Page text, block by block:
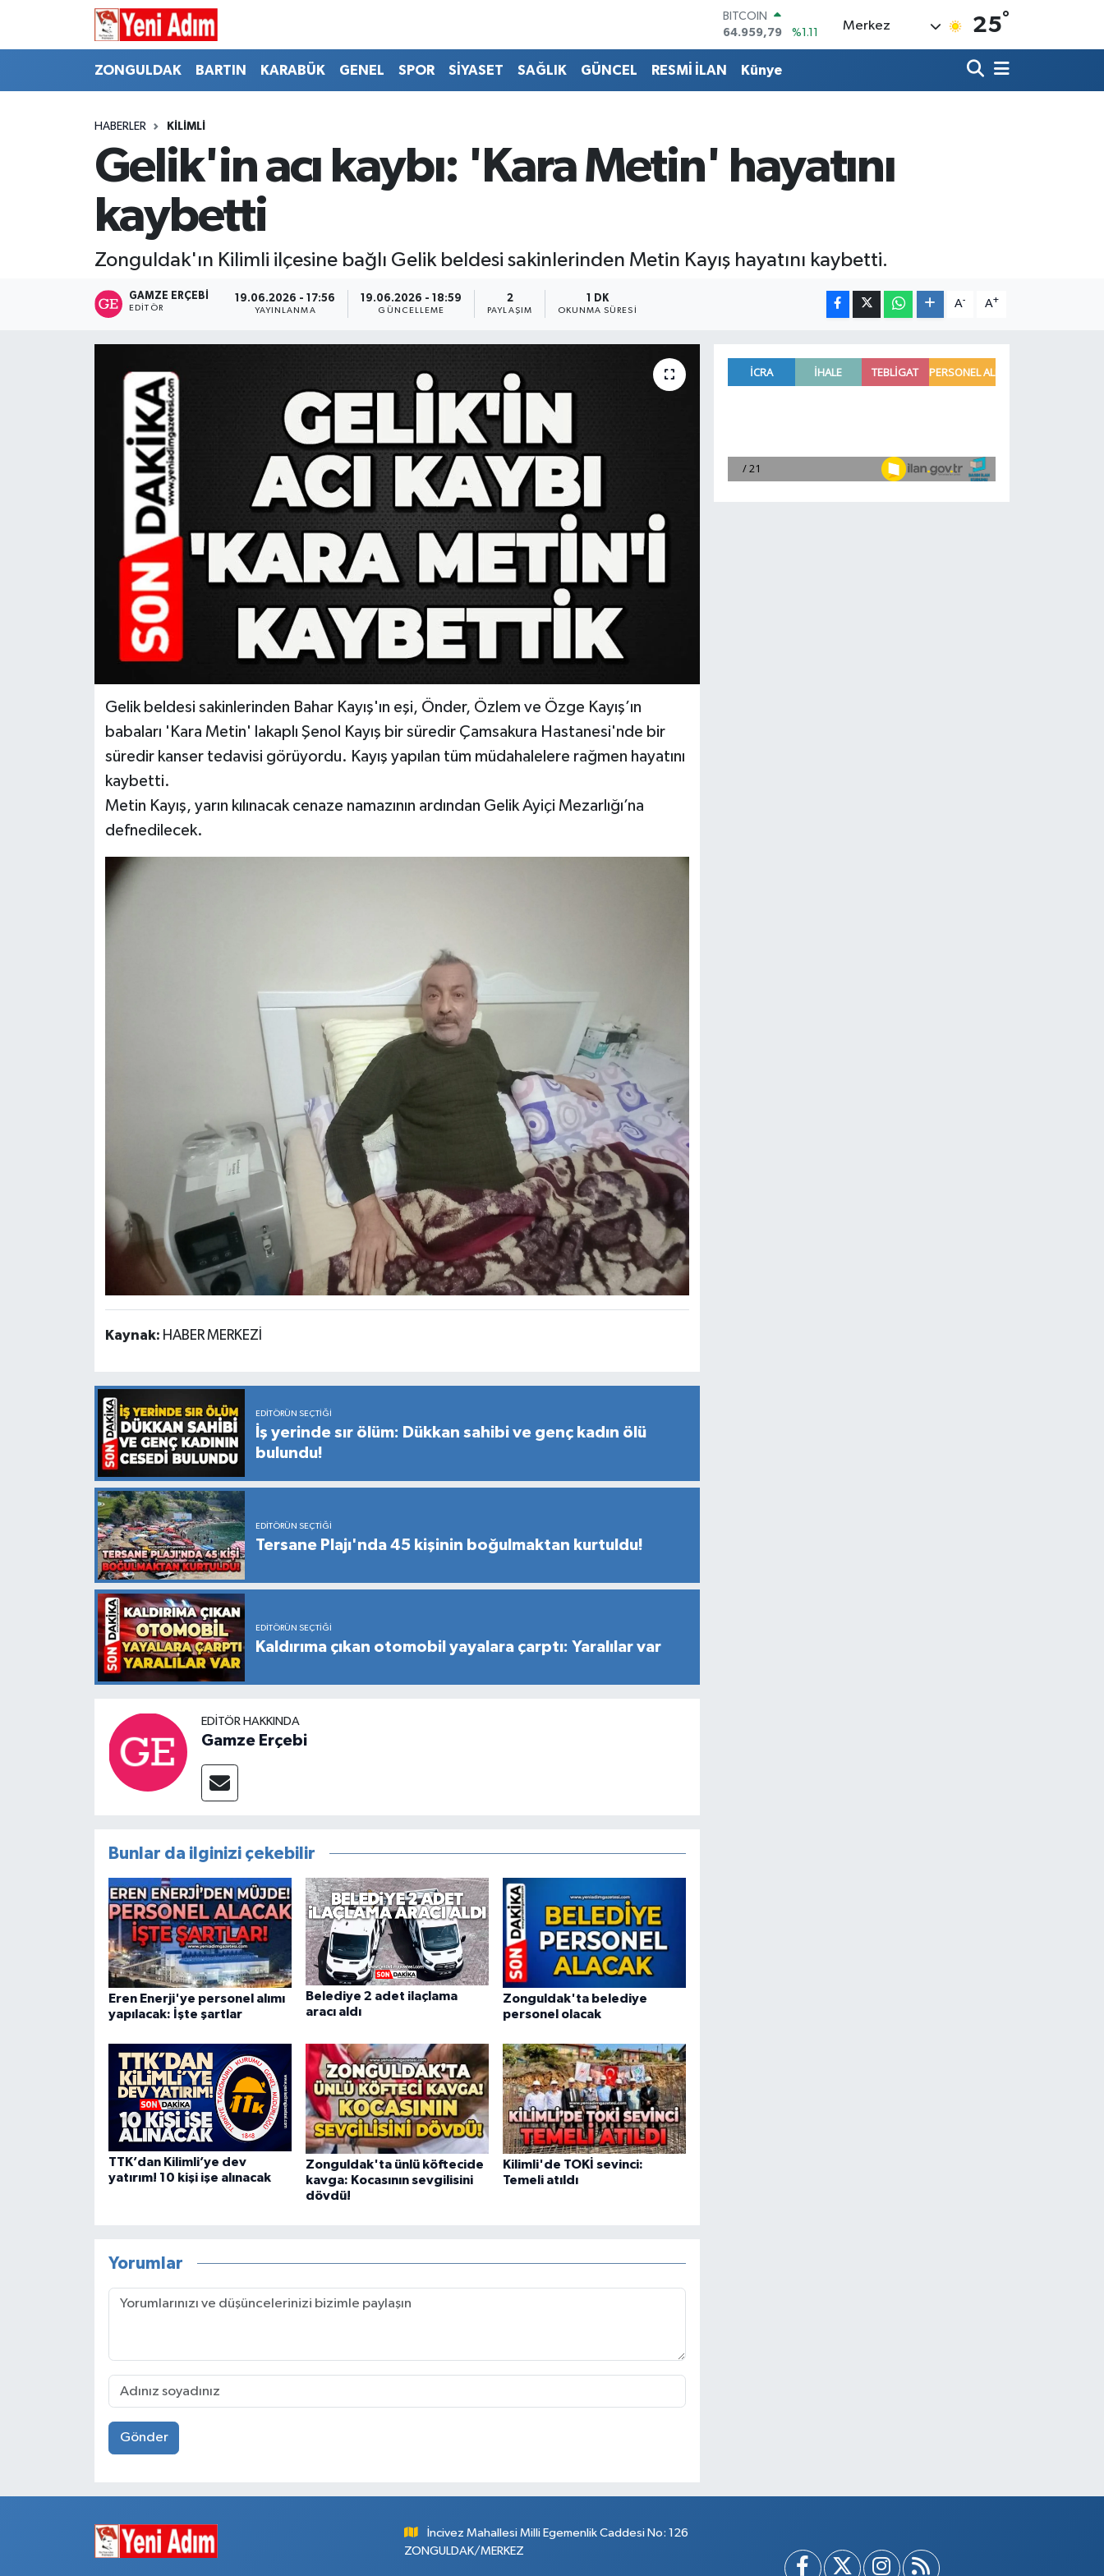
DOLAR
47,7436
%0.18
EURO
55,2510
%0.32
BİST100
13.779
%-14
Merkez 25°
ZONGULDAK BARTIN KARABÜK GENEL SPOR SİYASET SAĞLIK GÜNCEL RESMİ İLAN Künye
HABERLER KİLİMLİ
Gelik'in acı kaybı: 'Kara Metin' hayatını
kaybetti
Zonguldak'ın Kilimli ilçesine bağlı Gelik beldesi sakinlerinden Metin Kayış hayatını kaybetti.
GAMZE ERÇEBI
EDITÖR
19.06.2026 - 17:56
YAYINLANMA
19.06.2026 - 18:59
GÜNCELLEME
2
PAYLAŞIM
1 DK
OKUNMA SÜRESI
A- A+
Gelik beldesi sakinlerinden Bahar Kayış⁩'ın eşi, Önder, Özlem ve Özge Kayış’ın
babaları 'Kara Metin' lakaplı Şenol Kayış bir süredir Çamsakura Hastanesi'nde bir
süredir kanser tedavisi görüyordu. Kayış yapılan tüm müdahalelere rağmen hayatını
kaybetti.
Metin Kayış, yarın kılınacak cenaze namazının ardından Gelik Ayiçi Mezarlığı’na
defnedilecek.
Kaynak: HABER MERKEZİ
EDITÖRÜN SEÇTIĞI
İş yerinde sır ölüm: Dükkan sahibi ve genç kadın ölü
bulundu!
EDITÖRÜN SEÇTIĞI
Tersane Plajı'nda 45 kişinin boğulmaktan kurtuldu!
EDITÖRÜN SEÇTIĞI
Kaldırıma çıkan otomobil yayalara çarptı: Yaralılar var
EDITÖR HAKKINDA
Gamze Erçebi
Bunlar da ilginizi çekebilir
Eren Enerji'ye personel alımı
yapılacak: İşte şartlar
Belediye 2 adet ilaçlama
aracı aldı
Zonguldak'ta belediye
personel olacak
TTK’dan Kilimli’ye dev
yatırım! 10 kişi işe alınacak
Zonguldak'ta ünlü köftecide
kavga: Kocasının sevgilisini
dövdü!
Kilimli'de TOKİ sevinci:
Temeli atıldı
Yorumlar
Gönder
İncivez Mahallesi Milli Egemenlik Caddesi No: 126
ZONGULDAK/MERKEZ
ZONGULDAK
SİYASET
ZONGULDAK
KARABÜK
SAĞLIK
Zonguldak Hava Durumu
Süper Lig Puan Durumu ve Fikstür
Son Dakika Haberleri